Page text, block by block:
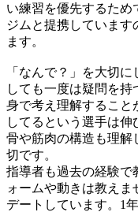
い練習を優先するた
ジムと提携しています
ます。
「なんで？」を大切
しても一度は疑問を
身で考え理解すること
してるという選手は
骨や筋肉の構造も理解
切です。
指導者も過去の経験で
ォームや動きは教え
デートしています。1